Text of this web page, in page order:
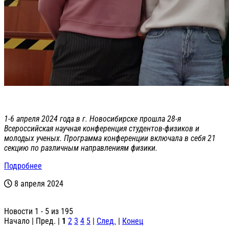
1-6 апреля 2024 года в г. Новосибирске прошла 28-я
Всероссийская научная конференция студентов-физиков и
молодых ученых. Программа конференции включала в себя 21
секцию по различным направлениям физики.
Подробнее
8 апреля 2024
Новости 1 - 5 из 195
Начало | Пред. | 1 2 3 4 5 | След. | Конец